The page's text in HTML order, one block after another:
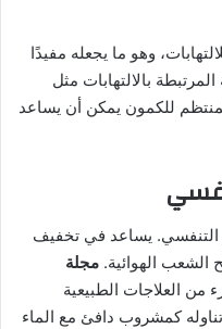
وهو ما يجعله مفيدًا
بالالتهابات مثل
للكمون يمكن أن يساعد
التنفسي. يساعد في تخفيف
الشعب الهوائية. مجلة
العلاجات الطبيعية
كمشروب دافئ مع الماء